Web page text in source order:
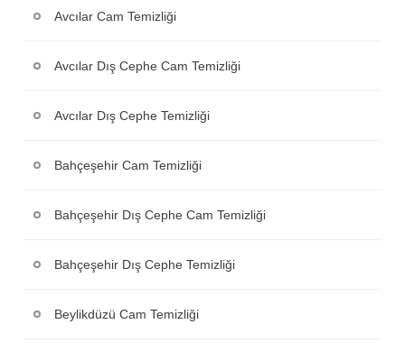
Avcılar Cam Temizliği
Avcılar Dış Cephe Cam Temizliği
Avcılar Dış Cephe Temizliği
Bahçeşehir Cam Temizliği
Bahçeşehir Dış Cephe Cam Temizliği
Bahçeşehir Dış Cephe Temizliği
Beylikdüzü Cam Temizliği